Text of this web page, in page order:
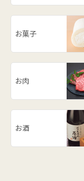
お菓子
お肉
お酒